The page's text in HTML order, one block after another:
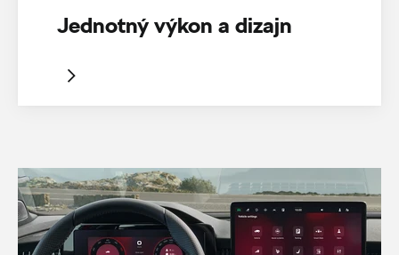
Jednotný výkon a dizajn